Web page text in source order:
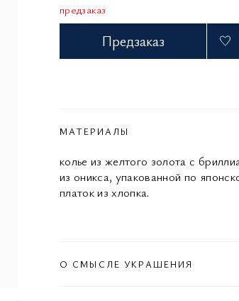
предзаказ
Предзаказ
МАТЕРИАЛЫ
колье из желтого золота с
из оникса, упакованной по
платок из хлопка.
О СМЫСЛЕ УКРАШЕНИЯ